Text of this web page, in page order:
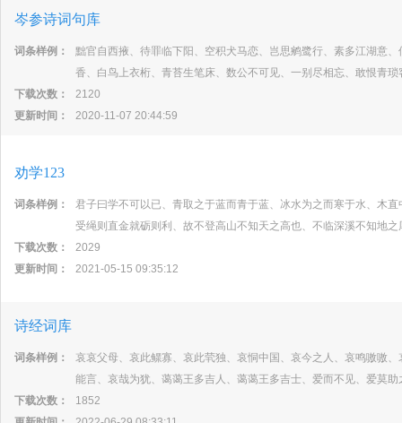
岑参诗词句库
词条样例：
黜官自西掖、待罪临下阳、空积犬马恋、岂思鹓鹭行、素多江湖意
香、白鸟上衣桁、青苔生笔床、数公不可见、一别尽相忘、敢恨青
下载次数：
2120
更新时间：
2020-11-07 20:44:59
劝学123
词条样例：
君子曰学不可以已、青取之于蓝而青于蓝、冰水为之而寒于水、木
受绳则直金就砺则利、故不登高山不知天之高也、不临深溪不知地
下载次数：
2029
更新时间：
2021-05-15 09:35:12
诗经词库
词条样例：
哀哀父母、哀此鳏寡、哀此茕独、哀恫中国、哀今之人、哀鸣嗷嗷
能言、哀哉为犹、蔼蔼王多吉人、蔼蔼王多吉士、爱而不见、爱莫
下载次数：
1852